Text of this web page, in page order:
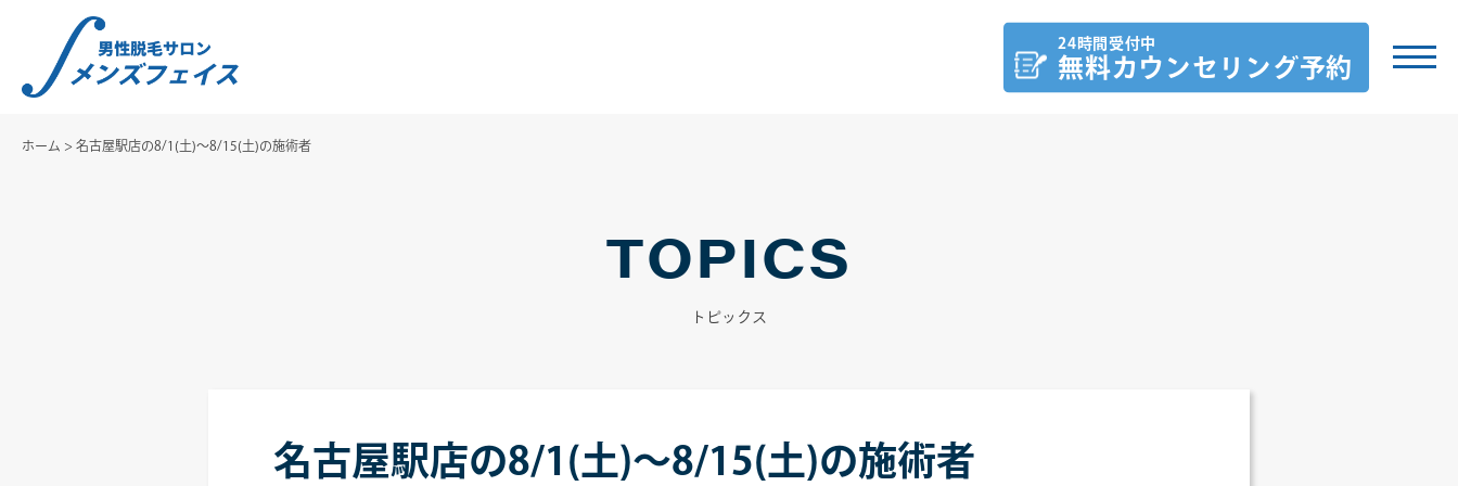
24時間受付中
無料カウンセリング予約
ホーム > 名古屋駅店の8/1(土)～8/15(土)の施術者
TOPICS
トピックス
名古屋駅店の8/1(土)～8/15(土)の施術者